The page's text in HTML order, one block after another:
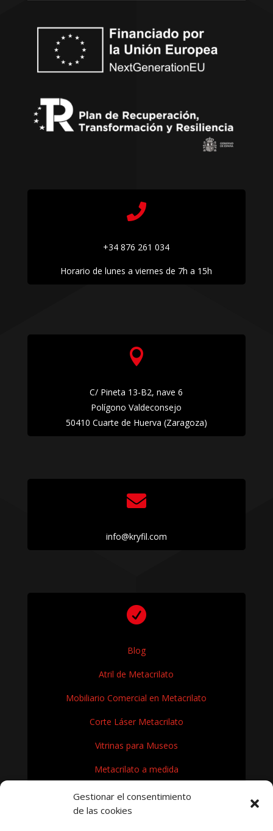
Gestionar el consentimiento
de las cookies

+34 876 261 034
Horario de lunes a viernes de 7h a 15h

C/ Pineta 13-B2, nave 6
Polígono Valdeconsejo
50410 Cuarte de Huerva (Zaragoza)

info@kryfil.com

Blog
Atril de Metacrilato
Mobiliario Comercial en Metacrilato
Corte Láser Metacrilato
Vitrinas para Museos
Metacrilato a medida
Rótulos en Metacrilato
Expositores de metacrilato para museos